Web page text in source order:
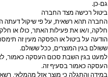
גם-כן.
ביטול רכישה מצד החברה
החברה תהא רשאית, על פי שיקול דעתה
חלקה, ו/או את פעילות האתר, כולו או
הודעה על ביטול או הפסקה מעין זה
ששולם בגין המוצרים, ככל ששולם.
למעט בגין השבת סכום העסקה כאמור,
העסקה כאמור בסעיף זה.
במידה והתגלה כי מוצר אזל מהמלאי,